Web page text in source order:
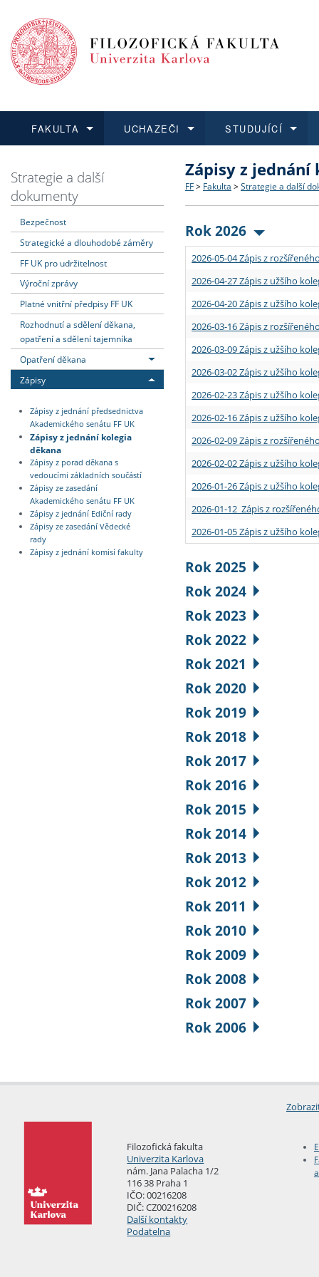
FAKULTA
Dozvědět se více
Struktura a historie
Strategie a další
Podpora a benefity pro
Absolventi fakulty
UCHAZEČI
Podat přihlášku
Co studovat a jak se
Učitelské studijní
Informace k průběhu
STUDUJÍCÍ
Dozvědět se více
Bakalářské a magisterské
Doktorské studium
Rigorózní řízení
Dozvědět se více
O vědě a výzkumu na FF
Akademické kvalifikace
Granty a projekty
Dozvědět se více
Aktuální nabídky a
Vyjíždějící studenti
Přijíždějící studenti
Vyjíždějící zaměstnanci
Strategie a další
dokumenty
Bezpečnost
Strategické a dlouhodobé záměry
FF UK pro udržitelnost
Výroční zprávy
Platné vnitřní předpisy FF UK
Rozhodnutí a sdělení děkana,
opatření a sdělení tajemníka
Opatření děkana
Zápisy
Zápisy z jednání předsednictva
Akademického senátu FF UK
Zápisy z jednání kolegia
děkana
Zápisy z porad děkana s
vedoucími základních součástí
Zápisy ze zasedání
Akademického senátu FF UK
Zápisy z jednání Ediční rady
Zápisy ze zasedání Vědecké
rady
Zápisy z jednání komisí fakulty
Zápisy z jednání
FF > Fakulta > Strategie a další
Rok 2026
2026-05-04 Zápis z
2026-04-27 Zápis z užšího
2026-04-20 Zápis z užšího
2026-03-16 Zápis z
2026-03-09 Zápis z užšího
2026-03-02 Zápis z užšího
2026-02-23 Zápis z užšího
2026-02-16 Zápis z užšího
2026-02-09 Zápis z
2026-02-02 Zápis z užšího
2026-01-26 Zápis z užšího
2026-01-12 Zápis z
2026-01-05 Zápis z užšího
Rok 2025
Rok 2024
Rok 2023
Rok 2022
Rok 2021
Rok 2020
Rok 2019
Rok 2018
Rok 2017
Rok 2016
Rok 2015
Rok 2014
Rok 2013
Rok 2012
Rok 2011
Rok 2010
Rok 2009
Rok 2008
Rok 2007
Rok 2006
Filozofická fakulta
Univerzita Karlova
nám. Jana Palacha 1/2
116 38 Praha 1
IČO: 00216208
DIČ: CZ00216208
Další kontakty
Podatelna